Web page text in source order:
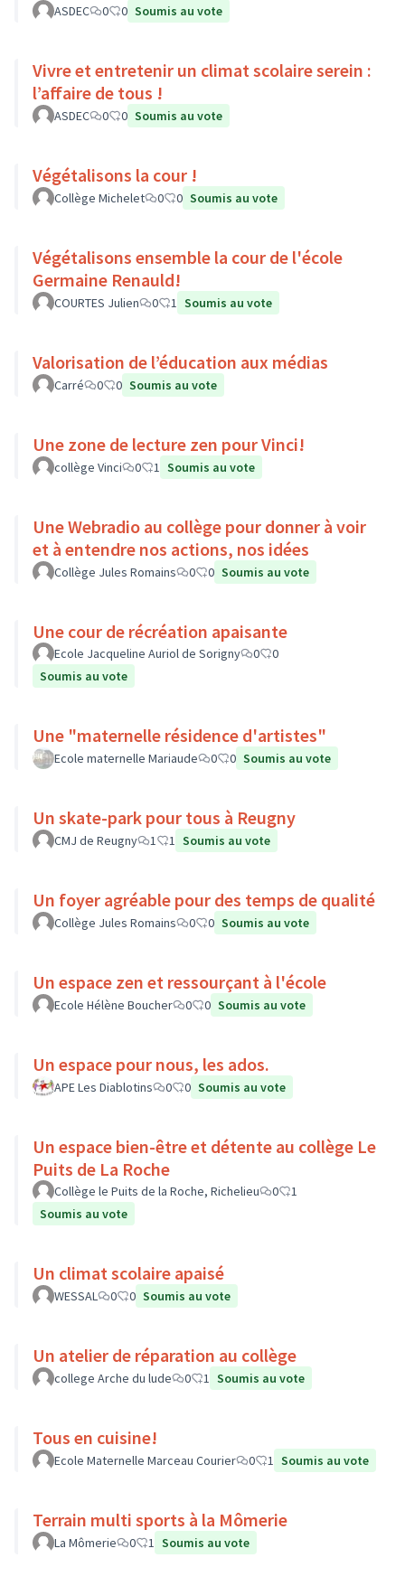
ASDEC 0 0 Soumis au vote
Vivre et entretenir un climat scolaire serein :
l’affaire de tous !
ASDEC 0 0 Soumis au vote
Végétalisons la cour !
Collège Michelet 0 0 Soumis au vote
Végétalisons ensemble la cour de l'école
Germaine Renauld!
COURTES Julien 0 1 Soumis au vote
Valorisation de l’éducation aux médias
Carré 0 0 Soumis au vote
Une zone de lecture zen pour Vinci!
collège Vinci 0 1 Soumis au vote
Une Webradio au collège pour donner à voir
et à entendre nos actions, nos idées
Collège Jules Romains 0 0 Soumis au vote
Une cour de récréation apaisante
Ecole Jacqueline Auriol de Sorigny 0
0
Soumis au vote
Une "maternelle résidence d'artistes"
Ecole maternelle Mariaude 0 0 Soumis au vote
Un skate-park pour tous à Reugny
CMJ de Reugny 1 1 Soumis au vote
Un foyer agréable pour des temps de qualité
Collège Jules Romains 0 0 Soumis au vote
Un espace zen et ressourçant à l'école
Ecole Hélène Boucher 0 0 Soumis au vote
Un espace pour nous, les ados.
APE Les Diablotins 0 0 Soumis au vote
Un espace bien-être et détente au collège Le
Puits de La Roche
Collège le Puits de la Roche, Richelieu 0
1
Soumis au vote
Un climat scolaire apaisé
WESSAL 0 0 Soumis au vote
Un atelier de réparation au collège
college Arche du lude 0 1 Soumis au vote
Tous en cuisine!
Ecole Maternelle Marceau Courier 0 1 Soumis au vote
Terrain multi sports à la Mômerie
La Mômerie 0 1 Soumis au vote